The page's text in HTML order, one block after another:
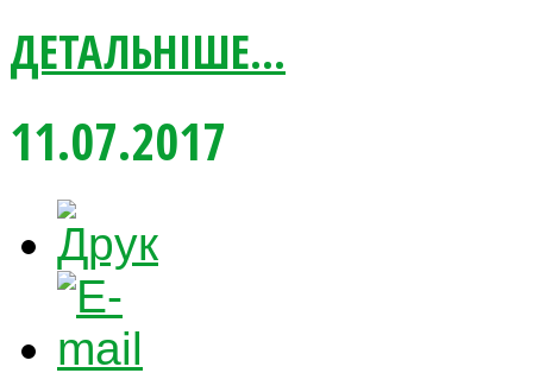
ДЕТАЛЬНІШЕ...
11.07.2017